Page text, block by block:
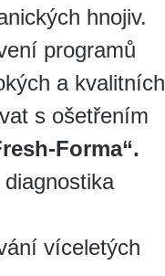
hnojiv.
programů
a kvalitních
s ošetřením
Forma“.
víceletých